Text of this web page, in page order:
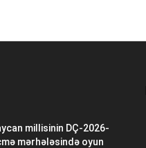
millisinin DÇ-2026-
mərhələsində oyun